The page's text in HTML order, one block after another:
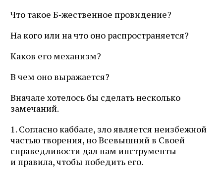
Что такое Б‑жественное провидение?
На кого или на что оно распространяется?
Каков его механизм?
В чем оно выражается?
Вначале хотелось бы сделать несколько
замечаний.
1. Согласно каббале, зло является неизбежной
частью творения, но Всевышний в Своей
справедливости дал нам инструменты
и правила, чтобы победить его.